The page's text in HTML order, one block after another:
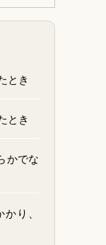
とき
とき
かでな
り、